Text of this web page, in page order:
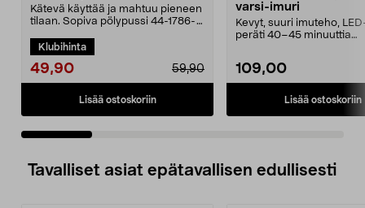
Kätevä käyttää ja mahtuu pieneen
tilaan. Sopiva pölypussi 44-1786-
Klubihinta
49,90 59,90
Lisää ostoskoriin
varsi-imuri
Kevyt, suuri imuteho,
peräti 40–45 minuuttia
109,00
Lisää ostoskoriin
Tavalliset asiat epätavallisen edullisesti